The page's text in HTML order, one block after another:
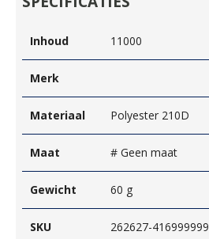
Inhoud 11000
Merk
Materiaal Polyester 210D
Maat # Geen maat
Gewicht 60 g
SKU 262627-416999999